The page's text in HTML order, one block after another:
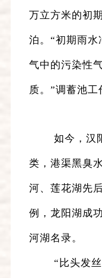
万立方米的初
泊。“初期雨水
气中的污染性
质。”调蓄池工
如今，汉
类，港渠黑臭
河、莲花湖先
例，龙阳湖成
河湖名录。
“比头发